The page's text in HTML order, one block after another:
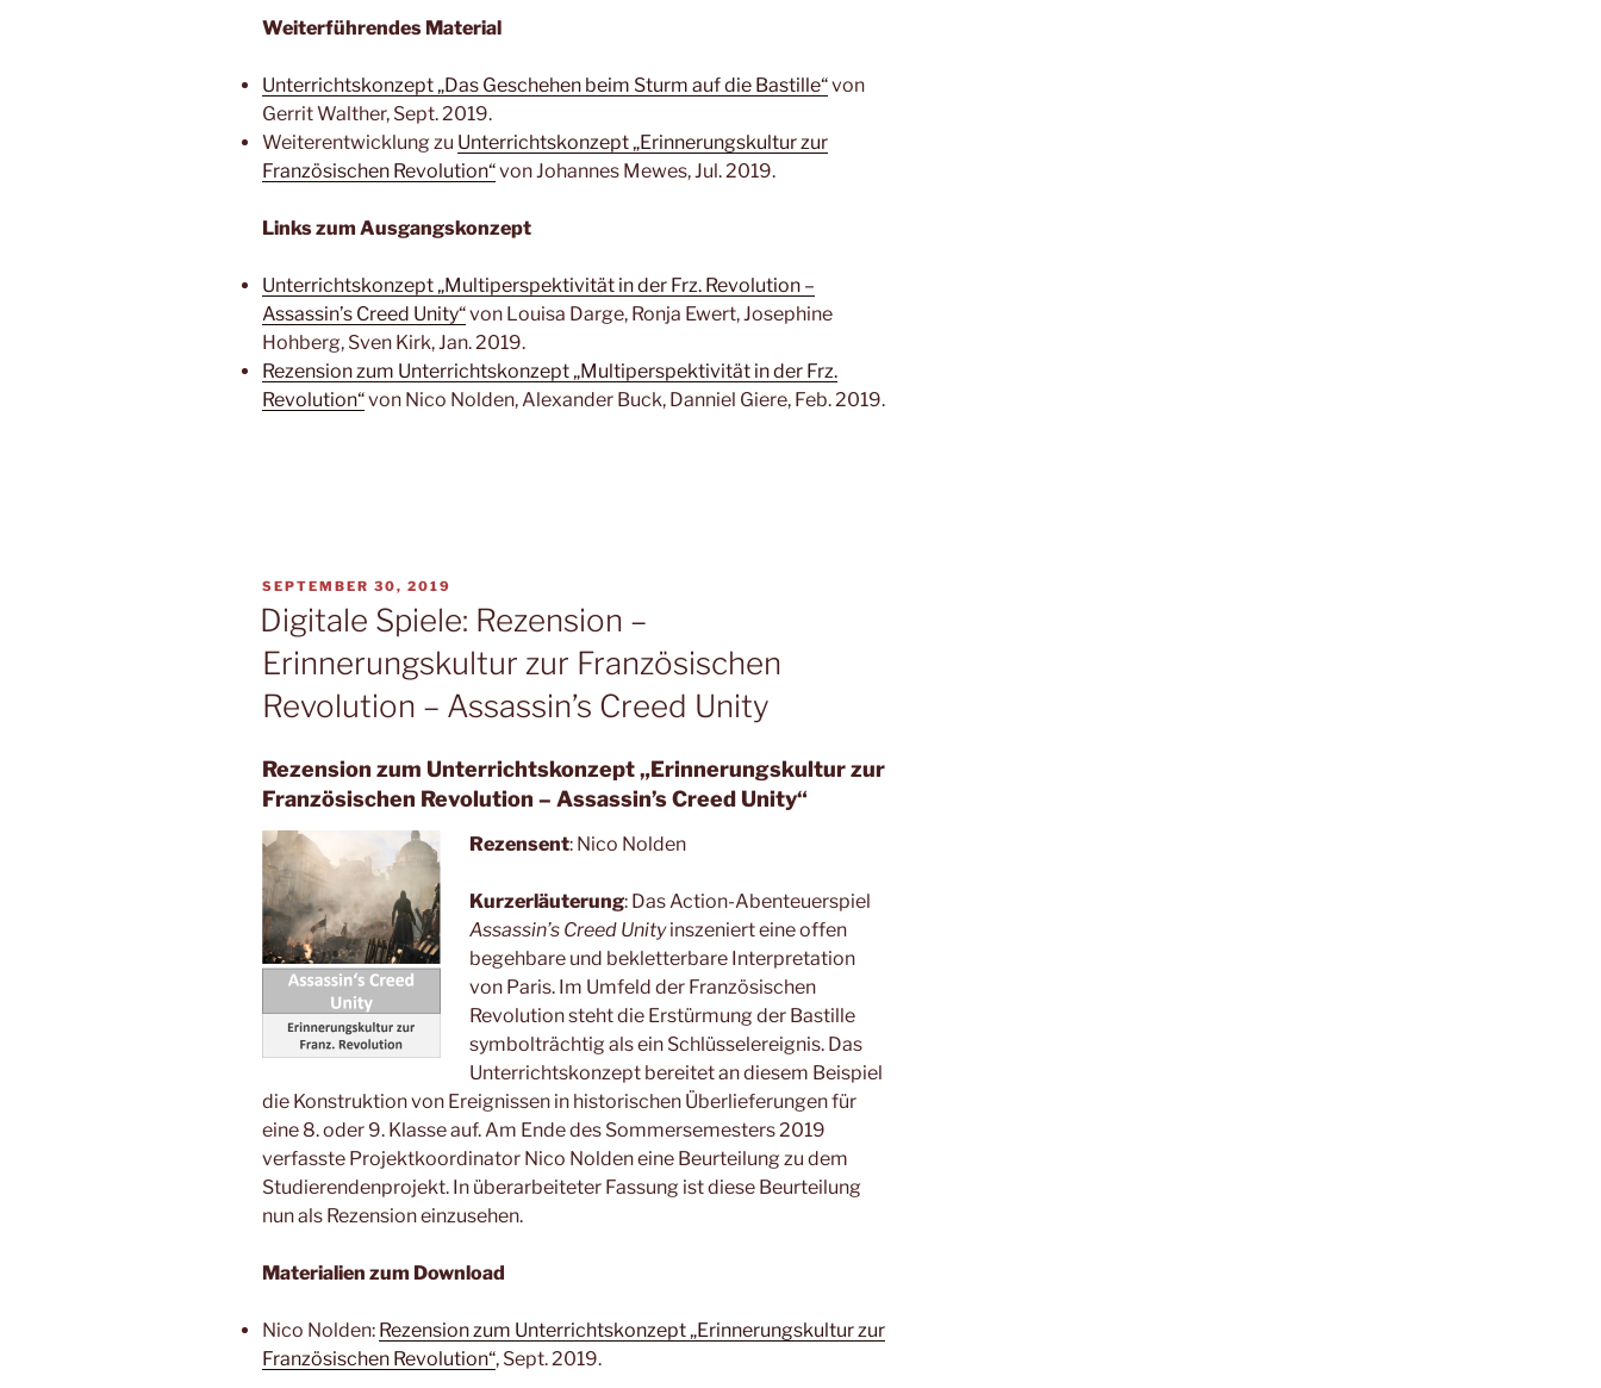
Weiterführendes Material
Unterrichtskonzept „Das Geschehen beim Sturm auf die Bastille“von
Gerrit Walther, Sept. 2019.
Weiterentwicklung zu Unterrichtskonzept „Erinnerungskultur zur
Französischen Revolution“von Johannes Mewes, Jul. 2019.
Links zum Ausgangskonzept
Unterrichtskonzept „Multiperspektivität in der Frz. Revolution –
Assassin’s Creed Unity“von Louisa Darge, Ronja Ewert, Josephine
Hohberg, Sven Kirk, Jan. 2019.
Rezension zum Unterrichtskonzept „Multiperspektivität in der Frz.
Revolution“von Nico Nolden, Alexander Buck, Danniel Giere, Feb. 2019.
VERÖFFENTLICHT
AM
SEPTEMBER 30, 2019
Digitale Spiele: Rezension –
Erinnerungskultur zur Französischen
Revolution – Assassin’s Creed Unity
Rezension zum Unterrichtskonzept „Erinnerungskultur zur
Französischen Revolution – Assassin’s Creed Unity“
Rezensent: Nico Nolden
Kurzerläuterung: Das Action-Abenteuerspiel
Assassin’s Creed Unityinszeniert eine offen
begehbare und bekletterbare Interpretation
von Paris. Im Umfeld der Französischen
Revolution steht die Erstürmung der Bastille
symbolträchtig als ein Schlüsselereignis. Das
Unterrichtskonzept bereitet an diesem Beispiel
die Konstruktion von Ereignissen in historischen Überlieferungen für
eine 8. oder 9. Klasse auf. Am Ende des Sommersemesters 2019
verfasste Projektkoordinator Nico Nolden eine Beurteilung zu dem
Studierendenprojekt. In überarbeiteter Fassung ist diese Beurteilung
nun als Rezension einzusehen.
Materialien zum Download
Nico Nolden: Rezension zum Unterrichtskonzept „Erinnerungskultur zur
Französischen Revolution“, Sept. 2019.